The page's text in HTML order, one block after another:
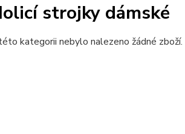
strojky dámské
kategorii nebylo nalezeno žádné zboží.